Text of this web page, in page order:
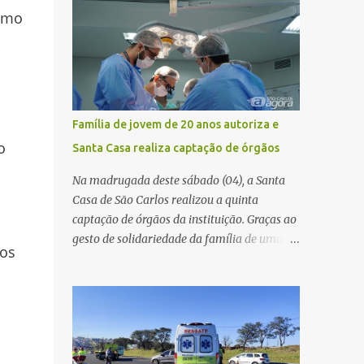
maior benefício possível à população. Essa
reflexão encontra respaldo tanto na teoria
da admini...
volta das 12h16, no quilômetro 182, sentido
norte. Segundo informações do Centro de
Controle Operacional (CCO) da
concessionária Eixo SP, o acidente aconteceu
devido a uma falha técnica na praça de
cobrança. Dinâmica do acidente De acordo
com o relato do motorista do ônibus
(modelo M. Benz/Busscar), ao entrar na
pista de cobrança automática (AVI 20), a
cancela eletrônica não realizou a abertura
automática, o que o obrigou a frear o
veículo. Um caminhão Scania P 360, que
Apesar da interdição parcial da praça de
houve registro de congestionamento
significativo no trecho, ...
Família de jovem de 20 anos autoriza e
Santa Casa realiza captação de órgãos
Na madrugada deste sábado (04), a Santa
Casa de São Carlos realizou a quinta
captação de órgãos da instituição. Graças ao
gesto de solidariedade da família de uma
que até cinco pessoas tenham uma nova
oportunidade de vida por meio do
transplante. Por se tratar de um órgão com